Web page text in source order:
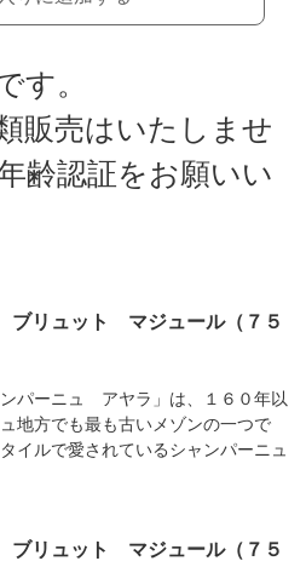
す。
販売はいたしませ
齢認証をお願いい
リュット マジュール（７５
パーニュ アヤラ」は、１６０年以
地方でも最も古いメゾンの一つで
イルで愛されているシャンパーニュ
リュット マジュール（７５